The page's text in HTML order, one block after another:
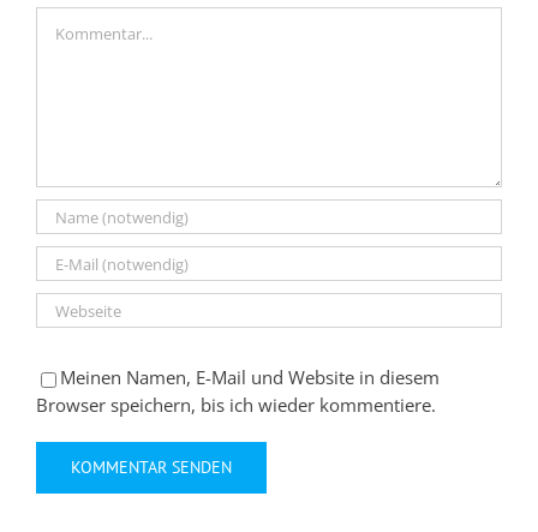
Meinen Namen, E-Mail und Website in diesem
Browser speichern, bis ich wieder kommentiere.